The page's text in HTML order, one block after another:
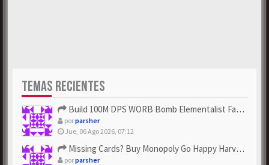
TEMAS RECIENTES
Build 100M DPS WORB Bomb Elementalist Fast - Grab POE Curren...
porparsher
Jue, 06 Ago 2026, 07:12
Missing Cards? Buy Monopoly Go Happy Harvest with Looney Tun...
porparsher